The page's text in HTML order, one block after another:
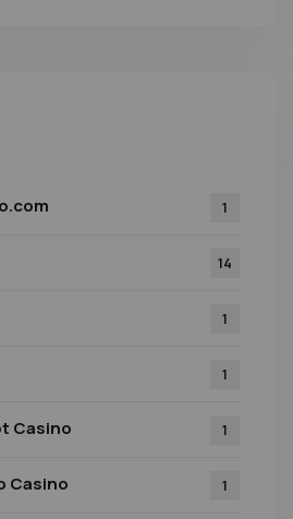
1
14
1
1
Casino 1
Casino 1